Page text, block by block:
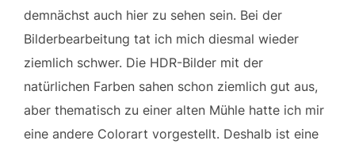
demnächst auch hier zu sehen sein. Bei der
Bilderbearbeitung tat ich mich diesmal wieder
ziemlich schwer. Die HDR-Bilder mit der
natürlichen Farben sahen schon ziemlich gut aus,
aber thematisch zu einer alten Mühle hatte ich mir
eine andere Colorart vorgestellt. Deshalb ist eine